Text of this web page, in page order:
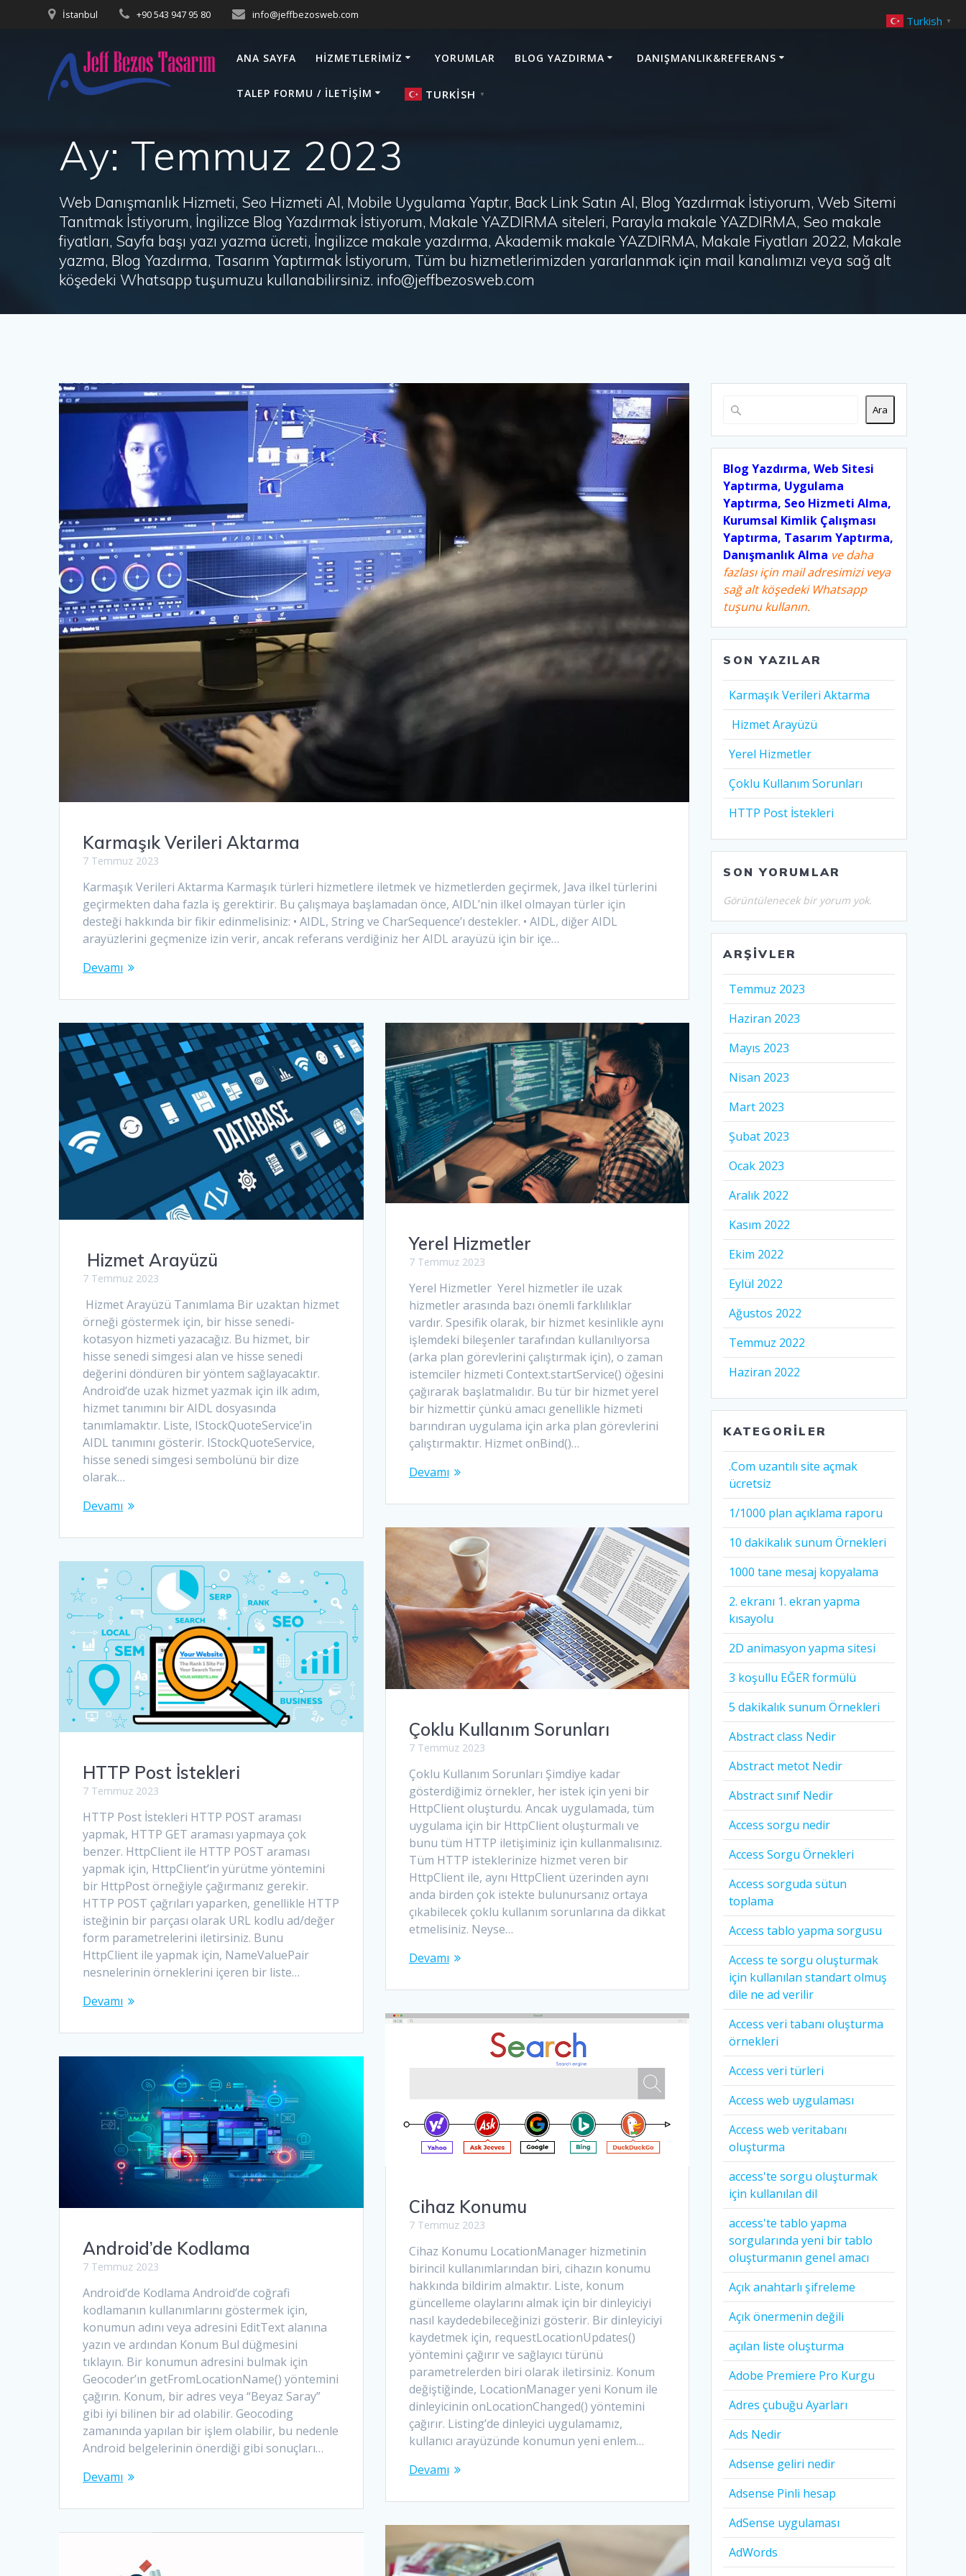
İstanbul +90 543 947 95 80 info@jeffbezosweb.com
ANA SAYFA HIZMETLERIMIZ YORUMLAR BLOG YAZDIRMA DANIŞMANLIK&REFERANS
TALEP FORMU / İLETIŞIM TURKISH ▼
Ay: Temmuz 2023
Web Danışmanlık Hizmeti, Seo Hizmeti Al, Mobile Uygulama Yaptır, Back Link Satın Al, Blog Yazdırmak İstiyorum, Web Sitemi
Tanıtmak İstiyorum, İngilizce Blog Yazdırmak İstiyorum, Makale YAZDIRMA siteleri, Parayla makale YAZDIRMA, Seo makale
fiyatları, Sayfa başı yazı yazma ücreti, İngilizce makale yazdırma, Akademik makale YAZDIRMA, Makale Fiyatları 2022, Makale
yazma, Blog Yazdırma, Tasarım Yaptırmak İstiyorum, Tüm bu hizmetlerimizden yararlanmak için mail kanalımızı veya sağ alt
köşedeki Whatsapp tuşumuzu kullanabilirsiniz. info@jeffbezosweb.com
Karmaşık Verileri Aktarma
7 Temmuz 2023
Karmaşık Verileri Aktarma Karmaşık türleri hizmetlere iletmek ve hizmetlerden geçirmek, Java ilkel türlerini
geçirmekten daha fazla iş gerektirir. Bu çalışmaya başlamadan önce, AIDL’nin ilkel olmayan türler için
desteği hakkında bir fikir edinmelisiniz: • AIDL, String ve CharSequence’ı destekler. • AIDL, diğer AIDL
arayüzlerini geçmenize izin verir, ancak referans verdiğiniz her AIDL arayüzü için bir içe…
Devamı
Hizmet Arayüzü
7 Temmuz 2023
Hizmet Arayüzü Tanımlama Bir uzaktan hizmet
örneği göstermek için, bir hisse senedi-
kotasyon hizmeti yazacağız. Bu hizmet, bir
hisse senedi simgesi alan ve hisse senedi
değerini döndüren bir yöntem sağlayacaktır.
Android’de uzak hizmet yazmak için ilk adım,
hizmet tanımını bir AIDL dosyasında
tanımlamaktır. Liste, IStockQuoteService’in
AIDL tanımını gösterir. IStockQuoteService,
hisse senedi simgesi sembolünü bir dize
olarak…
Devamı
Yerel Hizmetler
7 Temmuz 2023
Yerel Hizmetler Yerel hizmetler ile uzak
hizmetler arasında bazı önemli farklılıklar
vardır. Spesifik olarak, bir hizmet kesinlikle aynı
işlemdeki bileşenler tarafından kullanılıyorsa
(arka plan görevlerini çalıştırmak için), o zaman
istemciler hizmeti Context.startService() öğesini
çağırarak başlatmalıdır. Bu tür bir hizmet yerel
bir hizmettir çünkü amacı genellikle hizmeti
barındıran uygulama için arka plan görevlerini
çalıştırmaktır. Hizmet onBind()…
Devamı
Çoklu Kullanım Sorunları
7 Temmuz 2023
Çoklu Kullanım Sorunları Şimdiye kadar
gösterdiğimiz örnekler, her istek için yeni bir
HttpClient oluşturdu. Ancak uygulamada, tüm
uygulama için bir HttpClient oluşturmalı ve
bunu tüm HTTP iletişiminiz için kullanmalısınız.
Tüm HTTP isteklerinize hizmet veren bir
HttpClient ile, aynı HttpClient üzerinden aynı
anda birden çok istekte bulunursanız ortaya
çıkabilecek çoklu kullanım sorunlarına da dikkat
etmelisiniz. Neyse…
Devamı
HTTP Post İstekleri
7 Temmuz 2023
HTTP Post İstekleri HTTP POST araması
yapmak, HTTP GET araması yapmaya çok
benzer. HttpClient ile HTTP POST araması
yapmak için, HttpClient’in yürütme yöntemini
bir HttpPost örneğiyle çağırmanız gerekir.
HTTP POST çağrıları yaparken, genellikle HTTP
isteğinin bir parçası olarak URL kodlu ad/değer
form parametrelerini iletirsiniz. Bunu
HttpClient ile yapmak için, NameValuePair
nesnelerinin örneklerini içeren bir liste…
Devamı
Cihaz Konumu
7 Temmuz 2023
Cihaz Konumu LocationManager hizmetinin
birincil kullanımlarından biri, cihazın konumu
hakkında bildirim almaktır. Liste, konum
güncelleme olaylarını almak için bir dinleyiciyi
nasıl kaydedebileceğinizi gösterir. Bir dinleyiciyi
kaydetmek için, requestLocationUpdates()
yöntemini çağırır ve sağlayıcı türünü
parametrelerden biri olarak iletirsiniz. Konum
değiştiğinde, LocationManager yeni Konum ile
dinleyicinin onLocationChanged() yöntemini
çağırır. Listing’de dinleyici uygulamamız,
kullanıcı arayüzünde konumun yeni enlem…
Devamı
Android’de Kodlama
7 Temmuz 2023
Android’de Kodlama Android’de coğrafi
kodlamanın kullanımlarını göstermek için,
konumun adını veya adresini EditText alanına
yazın ve ardından Konum Bul düğmesini
tıklayın. Bir konumun adresini bulmak için
Geocoder’ın getFromLocationName() yöntemini
çağırın. Konum, bir adres veya “Beyaz Saray”
gibi iyi bilinen bir ad olabilir. Geocoding
zamanında yapılan bir işlem olabilir, bu nedenle
Android belgelerinin önerdiği gibi sonuçları…
Devamı
Ara
Blog Yazdırma, Web Sitesi
Yaptırma, Uygulama
Yaptırma, Seo Hizmeti Alma,
Kurumsal Kimlik Çalışması
Yaptırma, Tasarım Yaptırma,
Danışmanlık Alma ve daha
fazlası için mail adresimizi veya
sağ alt köşedeki Whatsapp
tuşunu kullanın.
SON YAZILAR
Karmaşık Verileri Aktarma
Hizmet Arayüzü
Yerel Hizmetler
Çoklu Kullanım Sorunları
HTTP Post İstekleri
SON YORUMLAR
Görüntülenecek bir yorum yok.
ARŞIVLER
Temmuz 2023
Haziran 2023
Mayıs 2023
Nisan 2023
Mart 2023
Şubat 2023
Ocak 2023
Aralık 2022
Kasım 2022
Ekim 2022
Eylül 2022
Ağustos 2022
Temmuz 2022
Haziran 2022
KATEGORILER
.Com uzantılı site açmak
ücretsiz
1/1000 plan açıklama raporu
10 dakikalık sunum Örnekleri
1000 tane mesaj kopyalama
2. ekranı 1. ekran yapma
kısayolu
2D animasyon yapma sitesi
3 koşullu EĞER formülü
5 dakikalık sunum Örnekleri
Abstract class Nedir
Abstract metot Nedir
Abstract sınıf Nedir
Access sorgu nedir
Access Sorgu Örnekleri
Access sorguda sütun
toplama
Access tablo yapma sorgusu
Access te sorgu oluşturmak
için kullanılan standart olmuş
dile ne ad verilir
Access veri tabanı oluşturma
örnekleri
Access veri türleri
Access web uygulaması
Access web veritabanı
oluşturma
access'te sorgu oluşturmak
için kullanılan dil
access'te tablo yapma
sorgularında yeni bir tablo
oluşturmanın genel amacı
Açık anahtarlı şifreleme
Açık önermenin değili
açılan liste oluşturma
Adobe Premiere Pro Kurgu
Adres çubuğu Ayarları
Ads Nedir
Adsense geliri nedir
Adsense Pinli hesap
AdSense uygulaması
AdWords
Turkish ▼